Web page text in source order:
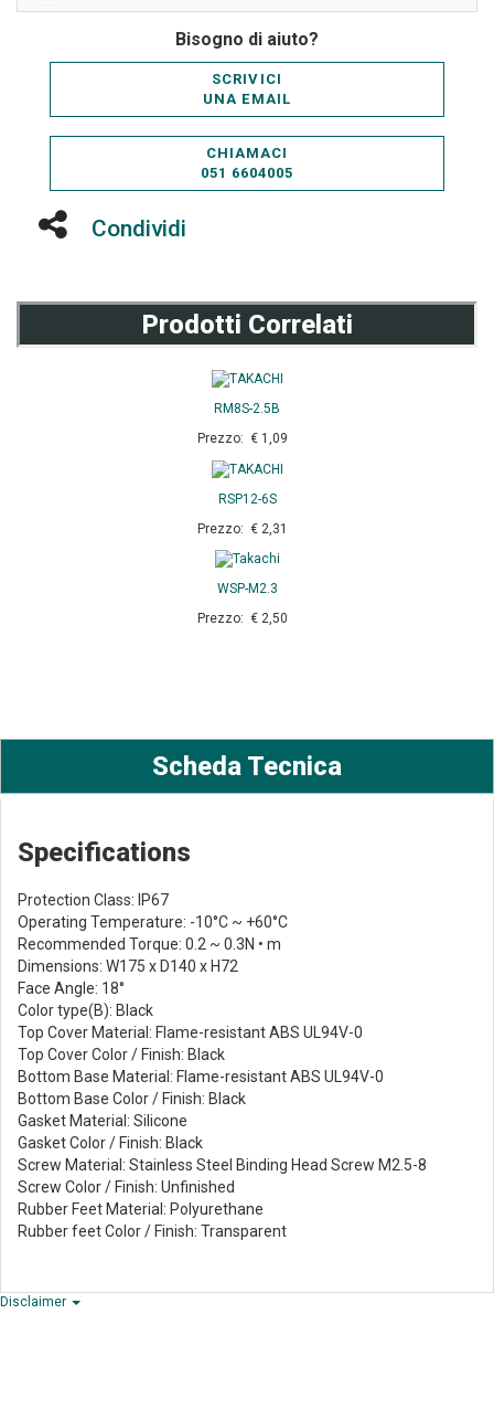
Bisogno di aiuto?
SCRIVICI
UNA EMAIL
CHIAMACI
051 6604005
Condividi
Prodotti Correlati
RM8S-2.5B
Prezzo: € 1,09
RSP12-6S
Prezzo: € 2,31
WSP-M2.3
Prezzo: € 2,50
Scheda Tecnica
Specifications
Protection Class: IP67
Operating Temperature: -10°C ~ +60°C
Recommended Torque: 0.2 ~ 0.3N • m
Dimensions: W175 x D140 x H72
Face Angle: 18°
Color type(B): Black
Top Cover Material: Flame-resistant ABS UL94V-0
Top Cover Color / Finish: Black
Bottom Base Material: Flame-resistant ABS UL94V-0
Bottom Base Color / Finish: Black
Gasket Material: Silicone
Gasket Color / Finish: Black
Screw Material: Stainless Steel Binding Head Screw M2.5-8
Screw Color / Finish: Unfinished
Rubber Feet Material: Polyurethane
Rubber feet Color / Finish: Transparent
Disclaimer